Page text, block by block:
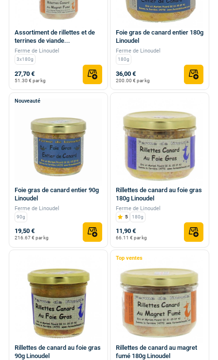
Assortiment de rillettes et de
terrines de viande...
Ferme de Linoudel
3x180g
27,70 €
51.30 € par kg
Foie gras de canard entier 180g
Linoudel
Ferme de Linoudel
180g
36,00 €
200.00 € par kg
Nouveauté
Foie gras de canard entier 90g
Linoudel
Ferme de Linoudel
90g
19,50 €
216.67 € par kg
Rillettes de canard au foie gras
180g Linoudel
Ferme de Linoudel
5 180g
11,90 €
66.11 € par kg
Rillettes de canard au foie gras
90g Linoudel
Top ventes
Rillettes de canard au magret
fumé 180g Linoudel